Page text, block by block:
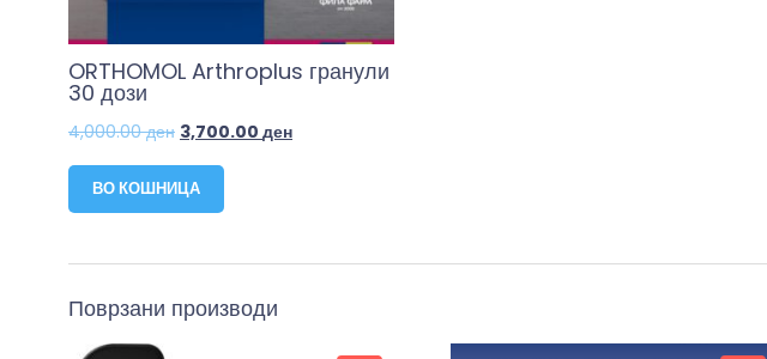
ORTHOMOL Arthroplus гранули
30 дози
4,000.00ден 3,700.00 ден
ВО КОШНИЦА
Поврзани производи